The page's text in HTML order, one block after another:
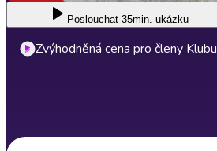
Poslouchat 35min. ukázku
Zvýhodněná cena pro členy Klubu